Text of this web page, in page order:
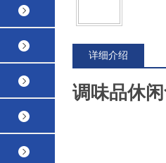
详细介绍
调味品休